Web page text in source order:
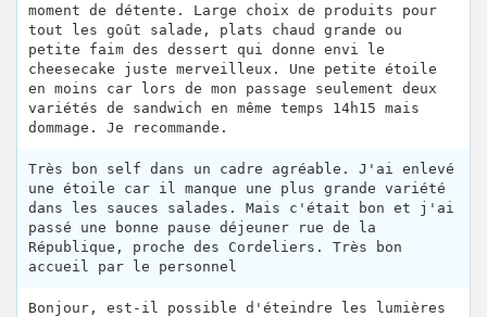
moment de détente. Large choix de produits pour
tout les goût salade, plats chaud grande ou
petite faim des dessert qui donne envi le
cheesecake juste merveilleux. Une petite étoile
en moins car lors de mon passage seulement deux
variétés de sandwich en même temps 14h15 mais
dommage. Je recommande.
Très bon self dans un cadre agréable. J'ai enlevé
une étoile car il manque une plus grande variété
dans les sauces salades. Mais c'était bon et j'ai
passé une bonne pause déjeuner rue de la
République, proche des Cordeliers. Très bon
accueil par le personnel
Bonjour, est-il possible d'éteindre les lumières